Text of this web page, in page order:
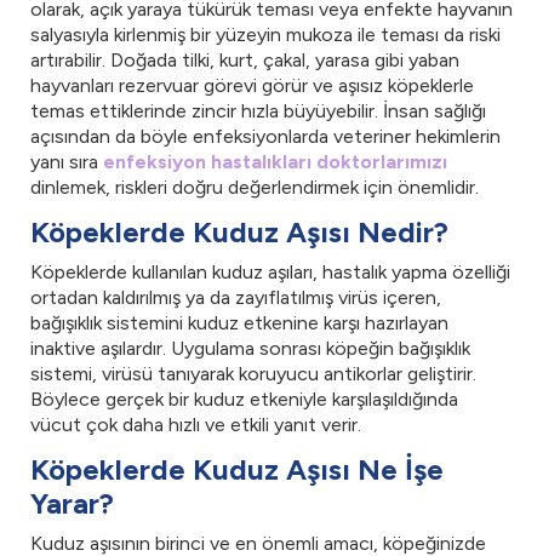
olarak, açık yaraya tükürük teması veya enfekte hayvanın
salyasıyla kirlenmiş bir yüzeyin mukoza ile teması da riski
artırabilir. Doğada tilki, kurt, çakal, yarasa gibi yaban
hayvanları rezervuar görevi görür ve aşısız köpeklerle
temas ettiklerinde zincir hızla büyüyebilir. İnsan sağlığı
açısından da böyle enfeksiyonlarda veteriner hekimlerin
yanı sıra enfeksiyon hastalıkları doktorlarımızı
dinlemek, riskleri doğru değerlendirmek için önemlidir.
Köpeklerde Kuduz Aşısı Nedir?
Köpeklerde kullanılan kuduz aşıları, hastalık yapma özelliği
ortadan kaldırılmış ya da zayıflatılmış virüs içeren,
bağışıklık sistemini kuduz etkenine karşı hazırlayan
inaktive aşılardır. Uygulama sonrası köpeğin bağışıklık
sistemi, virüsü tanıyarak koruyucu antikorlar geliştirir.
Böylece gerçek bir kuduz etkeniyle karşılaşıldığında
vücut çok daha hızlı ve etkili yanıt verir.
Köpeklerde Kuduz Aşısı Ne İşe
Yarar?
Kuduz aşısının birinci ve en önemli amacı, köpeğinizde